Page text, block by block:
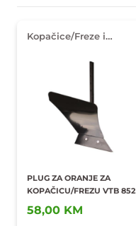
Kopačice/Freze i
PLUG ZA ORANJE ZA
KOPAČICU/FREZU VTB 852
58,00 KM